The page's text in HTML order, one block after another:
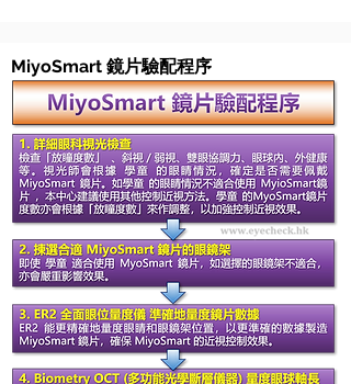
MiyoSmart 鏡片驗配程序